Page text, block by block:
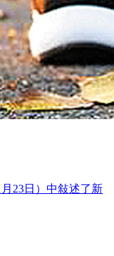
23日）中敍述了新